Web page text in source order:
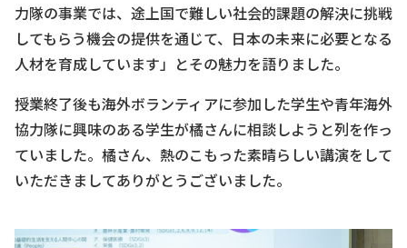
力隊の事業では、途上国で難しい社会的課題の解決に挑戦
してもらう機会の提供を通じて、日本の未来に必要となる
人材を育成しています」とその魅力を語りました。
授業終了後も海外ボランティアに参加した学生や青年海外
協力隊に興味のある学生が橘さんに相談しようと列を作っ
ていました。橘さん、熱のこもった素晴らしい講演をして
いただきましてありがとうございました。